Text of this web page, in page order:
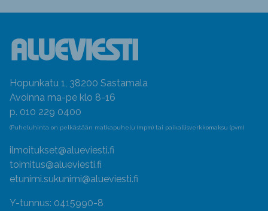
Hopunkatu 1, 38200 Sastamala
Avoinna ma-pe klo 8-16
p. 010 229 0400
(Puheluhinta on pelkästään matkapuhelu (mpm) tai paikallisverkkomaksu (pvm)
ilmoitukset@alueviesti.fi
toimitus@alueviesti.fi
etunimi.sukunimi@alueviesti.fi
Y-tunnus: 0415990-8